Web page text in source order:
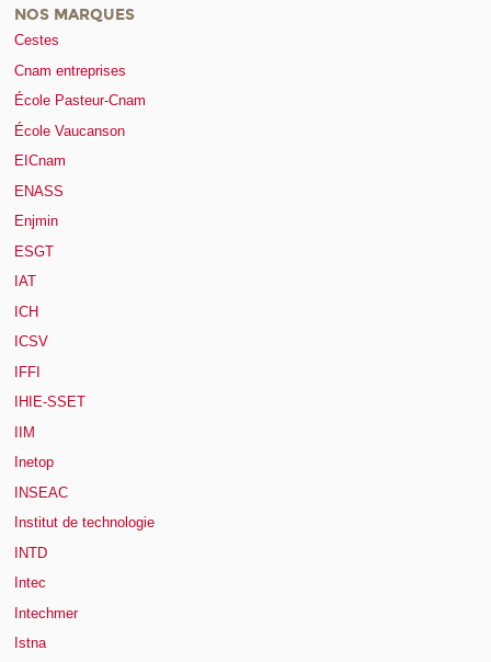
NOS MARQUES
Cestes
Cnam entreprises
École Pasteur-Cnam
École Vaucanson
EICnam
ENASS
Enjmin
ESGT
IAT
ICH
ICSV
IFFI
IHIE-SSET
IIM
Inetop
INSEAC
Institut de technologie
INTD
Intec
Intechmer
Istna